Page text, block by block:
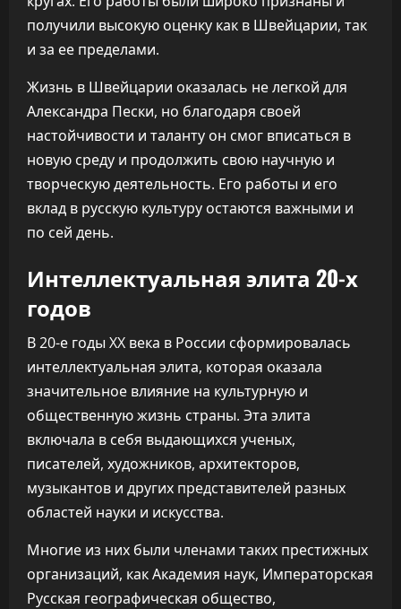
получили высокую оценку как в Швейцарии, так
и за ее пределами.
Жизнь в Швейцарии оказалась не легкой для
Александра Пески, но благодаря своей
настойчивости и таланту он смог вписаться в
новую среду и продолжить свою научную и
творческую деятельность. Его работы и его
вклад в русскую культуру остаются важными и
по сей день.
Интеллектуальная элита 20-х
годов
В 20-е годы XX века в России сформировалась
интеллектуальная элита, которая оказала
значительное влияние на культурную и
общественную жизнь страны. Эта элита
включала в себя выдающихся ученых,
писателей, художников, архитекторов,
музыкантов и других представителей разных
областей науки и искусства.
Многие из них были членами таких престижных
организаций, как Академия наук, Императорская
Русская географическая общество,